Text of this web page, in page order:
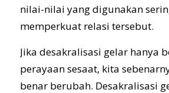
nilai-nilai yang digunakan
memperkuat relasi tersebut.
Jika desakralisasi gelar hanya
perayaan sesaat, kita
benar berubah. Desakralisasi